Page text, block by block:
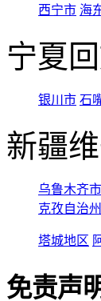
西宁市 海
宁夏
银川市 石
新疆
乌鲁木齐市
克孜自治州
塔城地区
免责声